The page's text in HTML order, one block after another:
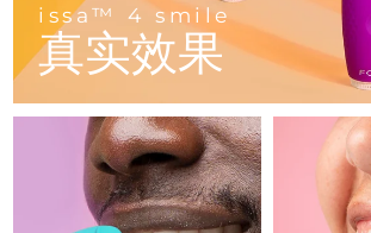
issa™ 4 smile
真实效果
LUNA™ 护肤
Premium cleansers &
LUNA™ 设备
All facial cleansing
面膜
Rejuvenation & hydration
UFO™ 设备
All deep facial hydration
issa™ Teeth
Dual LED + sonic device &
ISSA™ 设备
All silicone sonic
FAQ™ 103
Luxurious clinical anti-
FAQ™ P1 Primer
Manuka honey primer
FAQ™ 211
Anti-aging neck &
FAQ™ 221
Anti-aging LED hand
FAQ™ Scalp Serum
Scalp recovery probiotic
FAQ™护肤品
All FAQ™ skincare
FAQ™ 502
Full-Spectrum Red Light
FAQ™ Red Light
保健品
专业治疗
捷克
丹麦 预
爱沙尼亚 预
预